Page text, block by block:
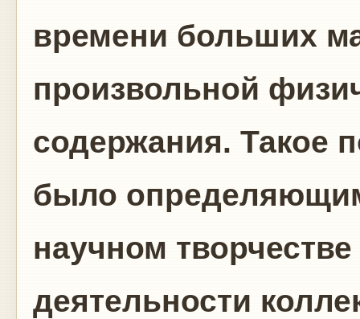
времени больших
произвольной
содержания. Такое
было
научном
деятельности